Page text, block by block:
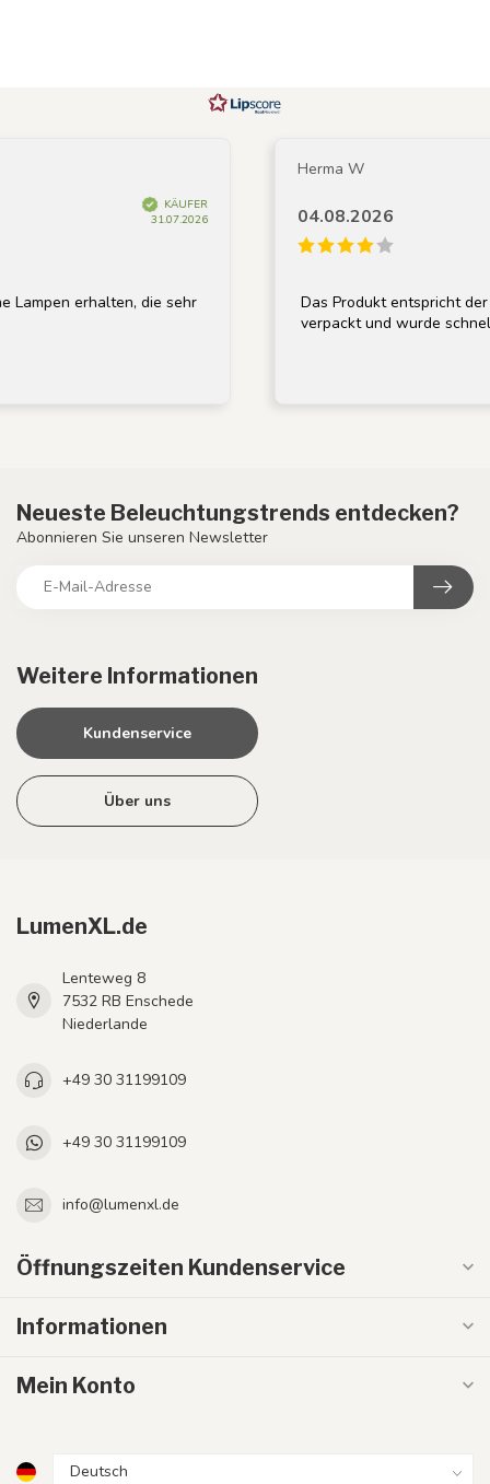
KÄUFER
31.07.2026
erhalten, die sehr
Herma W
04.08.2026
Das Produkt entspricht der
verpackt und wurde schnell
Weitere Informationen
Kundenservice
Über uns
Neueste Beleuchtungstrends entdecken?
Abonnieren Sie unseren Newsletter
LumenXL.de
Lenteweg 8
7532 RB Enschede
Niederlande
+49 30 31199109
+49 30 31199109
info@lumenxl.de
Öffnungszeiten Kundenservice
Informationen
Mein Konto